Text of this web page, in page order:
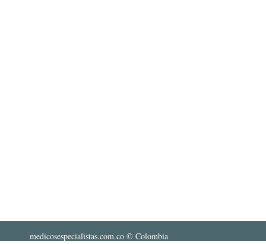
medicosespecialistas.com.co © Colombia